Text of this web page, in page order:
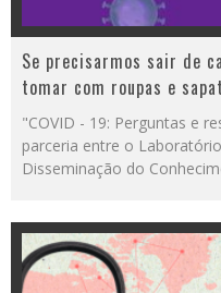
Se precisarmos sair de
tomar com roupas e
"COVID - 19: Perguntas e
parceria entre o
Disseminação do